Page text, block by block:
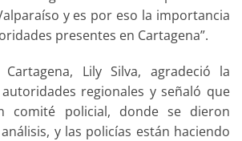
y es por eso la importancia
presentes en Cartagena”.
Lily Silva, agradeció la
regionales y señaló que
comité policial, donde se dieron
y las policías están haciendo